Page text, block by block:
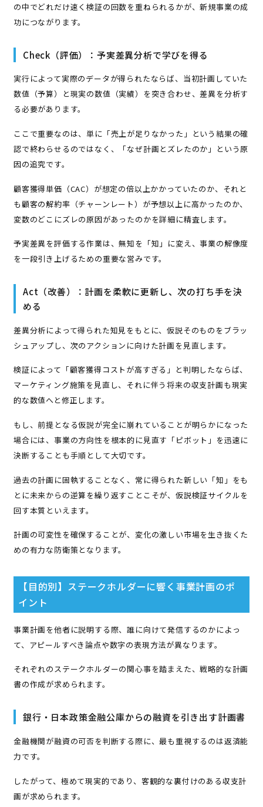
の中でどれだけ速く検証の回数を重ねられるかが、新規事業の成
功につながります。
Check（評価）：予実差異分析で学びを得る
実行によって実際のデータが得られたならば、当初計画していた
数値（予算）と現実の数値（実績）を突き合わせ、差異を分析す
る必要があります。
ここで重要なのは、単に「売上が足りなかった」という結果の確
認で終わらせるのではなく、「なぜ計画とズレたのか」という原
因の追究です。
顧客獲得単価（CAC）が想定の倍以上かかっていたのか、それと
も顧客の解約率（チャーンレート）が予想以上に高かったのか、
変数のどこにズレの原因があったのかを詳細に精査します。
予実差異を評価する作業は、無知を「知」に変え、事業の解像度
を一段引き上げるための重要な営みです。
Act（改善）：計画を柔軟に更新し、次の打ち手を決
める
差異分析によって得られた知見をもとに、仮説そのものをブラッ
シュアップし、次のアクションに向けた計画を見直します。
検証によって「顧客獲得コストが高すぎる」と判明したならば、
マーケティング施策を見直し、それに伴う将来の収支計画も現実
的な数値へと修正します。
もし、前提となる仮説が完全に崩れていることが明らかになった
場合には、事業の方向性を根本的に見直す「ピボット」を迅速に
決断することも手順として大切です。
過去の計画に固執することなく、常に得られた新しい「知」をも
とに未来からの逆算を繰り返すことこそが、仮説検証サイクルを
回す本質といえます。
計画の可変性を確保することが、変化の激しい市場を生き抜くた
めの有力な防衛策となります。
【目的別】ステークホルダーに響く事業計画のポ
イント
事業計画を他者に説明する際、誰に向けて発信するのかによっ
て、アピールすべき論点や数字の表現方法が異なります。
それぞれのステークホルダーの関心事を踏まえた、戦略的な計画
書の作成が求められます。
銀行・日本政策金融公庫からの融資を引き出す計画書
金融機関が融資の可否を判断する際に、最も重視するのは返済能
力です。
したがって、極めて現実的であり、客観的な裏付けのある収支計
画が求められます。